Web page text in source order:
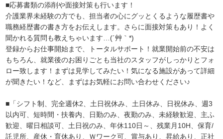
■応募書類の添削や面接対策も行います！
介護業界未経験の方でも、担当者の心にグッとくるような履歴書や
職務経歴書の書き方をお伝えします。さらに面接対策もあり！よく
聞かれる質問も教えちゃいます…(´艸｀*)
登録からお仕事開始まで、トータルサポート！就業開始前の不安は
もちろん、就業後のお困りごとも当社のスタッフがしっかりとフォ
ロー致します！まずは見学してみたい！気になる施設があって詳細
が聞きたい！など、まずはお気軽にお問い合わせください♪
■「シフト制、完全週休2、土日祝休み、土日休み、日祝休み、週3
以内可、短時間・扶養内、日勤のみ、夜勤のみ、未経験歓迎、主ふ
歓迎、曜日相談可、土日祝のみ、年休110日～、残業月10H、保育/
託児所、産休・育休あり、Ｗワーク可、賞与あり、昇給あり、正社